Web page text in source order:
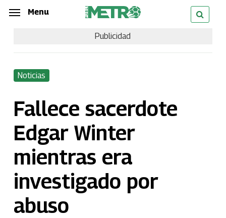
Skip
content
Menu
Publicidad
Noticias
Fallece sacerdote
Edgar Winter
mientras era
investigado por
abuso
Menu